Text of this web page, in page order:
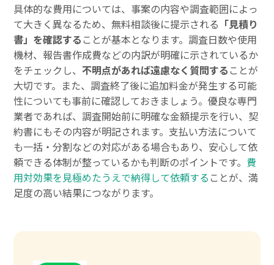
具体的な費用については、事案の内容や調査範囲によっ
て大きく異なるため、無料相談後に提示される 「見積り
書」を確認する ことが基本となります。調査日数や使用
機材、報告書作成費などの内訳が明確に示されているか
をチェックし、不明点があれば遠慮なく質問する ことが
大切です。また、調査終了後に追加料金が発生する可能
性についても事前に確認しておきましょう。優良な専門
業者であれば、調査開始前に明確な金額提示を行い、契
約書にもその内容が明記されます。支払い方法について
も一括・分割などの対応がある場合もあり、安心して依
頼できる体制が整っているかも判断のポイントです。 費
用対効果を見極めたうえで納得して依頼する ことが、満
足度の高い結果につながります。